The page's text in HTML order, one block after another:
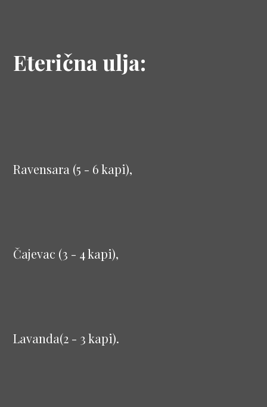
Eterična ulja:
Ravensara (5 - 6 kapi),
Čajevac (3 - 4 kapi),
Lavanda(2 - 3 kapi).